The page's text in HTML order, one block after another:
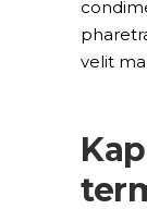
velit